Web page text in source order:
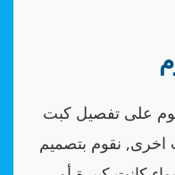
على تفصيل كبت
اخرى, نقوم بتصميم